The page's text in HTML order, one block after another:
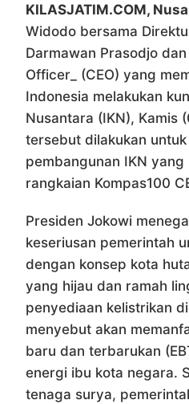
KILASJATIM.COM,
Widodo bersama
Darmawan Prasodjo
Officer_ (CEO) yang
Indonesia melakukan
Nusantara (IKN), Kamis
tersebut dilakukan
pembangunan IKN
rangkaian Kompas100
Presiden Jokowi
keseriusan pemerintah
dengan konsep kota
yang hijau dan ramah
penyediaan kelistrikan
menyebut akan
baru dan terbarukan
energi ibu kota negara.
tenaga surya,